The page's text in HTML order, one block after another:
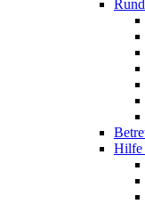
Hilfe